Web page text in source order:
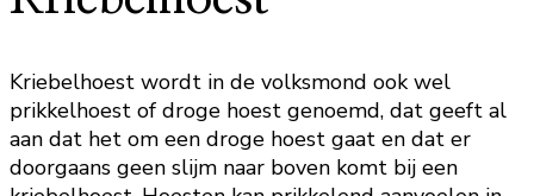
Kriebelhoest wordt in de volksmond ook wel
prikkelhoest of droge hoest genoemd, dat geeft al
aan dat het om een droge hoest gaat en dat er
doorgaans geen slijm naar boven komt bij een